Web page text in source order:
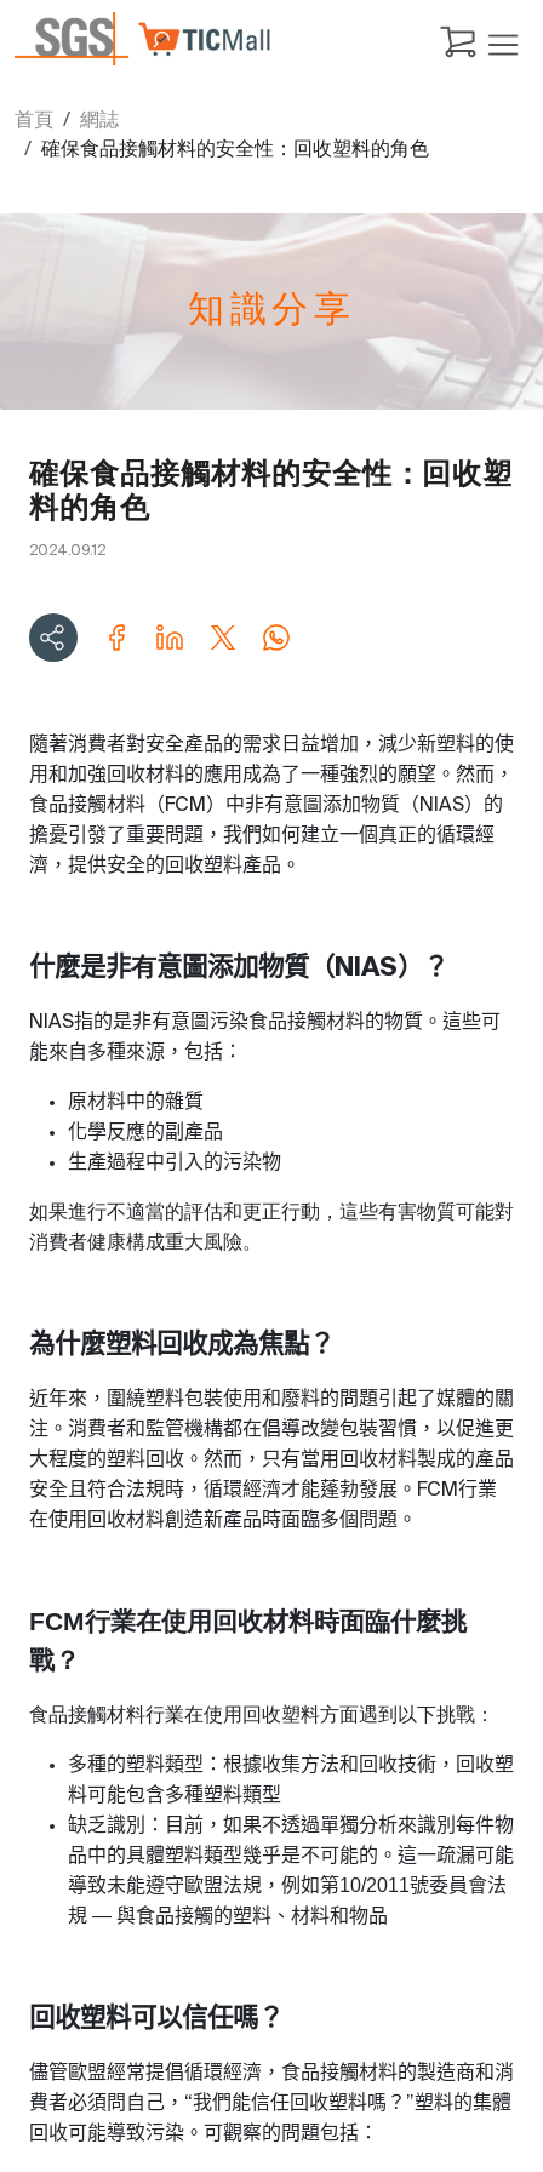
首頁
網誌
確保食品接觸材料的安全性：回收塑料的角色
知識分享
確保食品接觸材料的安全性：回收塑
料的角色
2024.09.12
隨著消費者對安全產品的需求日益增加，減少新塑料的使
用和加強回收材料的應用成為了一種強烈的願望。然而，
食品接觸材料（FCM ）中非有意圖添加物質（ NIAS）的
擔憂引發了重要問題，我們如何建立一個真正的循環經
濟，提供安全的回收塑料產品。
什麼是非有意圖添加物質（ NIAS）？
NIAS指的是非有意圖 污染食品接觸材料的物質。這些可
能來自多種來源，包括：
原材料中的雜質
化學反應的副產品
生產過程中引入的污染物
如果進行不適當的評估和更正行動，這些有害物質可能對
消費者健康構成重大風險。
為什麼塑料回收成為焦點？
近年來，圍繞塑料包裝使用和廢料的問題引起了媒體的關
注。消費者和監管機構都在倡導改變包裝習慣，以促進更
大程度的塑料回收。然而，只有當用回收材料製成的產品
安全且符合法規時，循環經濟才能蓬勃發展。 FCM行業
在使用回收材料創造新產品時面臨多個問題。
FCM行業在使用回收材料時面臨什麼挑
戰？
食品接觸材料行業在使用回收塑料方面遇到以下挑戰：
多種的塑料類型 ：根據收集方法和回收技術，回收塑
料可能包含多種塑料類型
缺乏識別
：目前，如果不透過單獨分析來識別每件物
品中的具體塑料類型幾乎是不可能的。這一疏漏可能
導致未能遵守歐盟法規，例如第10/2011號委員會法
規 — 與食品接觸的塑料、材料和物品
回收塑料可以信任嗎？
儘管歐盟經常提倡循環經濟，食品接觸材料的製造商和消
費者必須問自己， “我們能信任回收塑料嗎？ ”塑料的集體
回收可能導致污染。可觀察的問題包括：